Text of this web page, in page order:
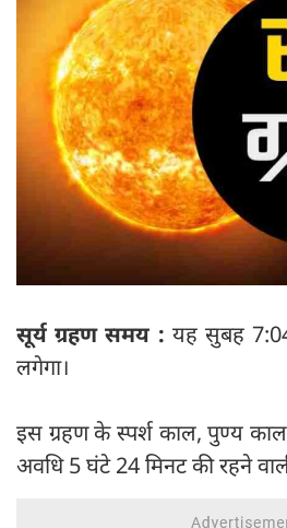
सूर्य ग्रहण समय : यह सुबह
लगेगा।
इस ग्रहण के स्पर्श काल, पुण्य
अवधि 5 घंटे 24 मिनट की रहने